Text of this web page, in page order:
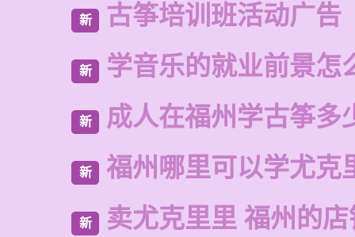
新 古筝培训班活动广告
新 学音乐的就业前景怎
新 成人在福州学古筝多
新 福州哪里可以学尤克
新 卖尤克里里 福州的店